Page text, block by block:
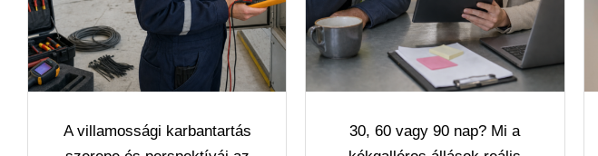
A villamossági karbantartás
30, 60 vagy 90 nap? Mi a